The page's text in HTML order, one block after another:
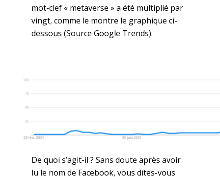
mot-clef « metaverse » a été multiplié par
vingt, comme le montre le graphique ci-
dessous (Source Google Trends).
De quoi s’agit-il ? Sans doute après avoir
lu le nom de Facebook, vous dites-vous